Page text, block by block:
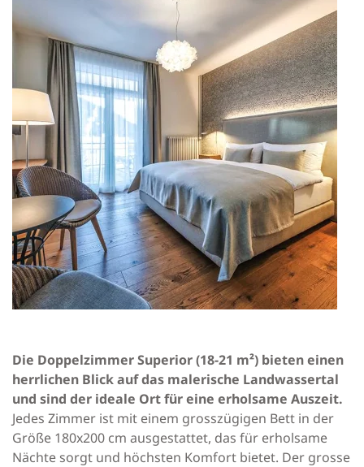
Die Doppelzimmer Superior (18-21 m²) bieten einen
herrlichen Blick auf das malerische Landwassertal
und sind der ideale Ort für eine erholsame Auszeit.
Jedes Zimmer ist mit einem grosszügigen Bett in der
Größe 180x200 cm ausgestattet, das für erholsame
Nächte sorgt und höchsten Komfort bietet. Der grosse